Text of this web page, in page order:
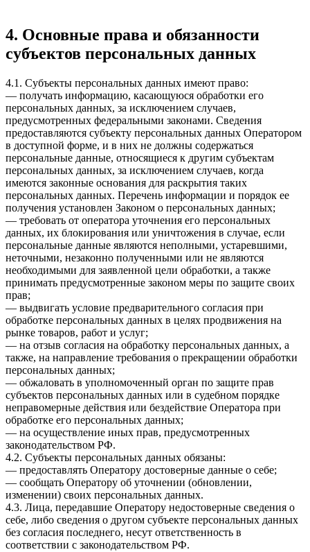
4. Основные права и обязанности
субъектов персональных данных
4.1. Субъекты персональных данных имеют право:
— получать информацию, касающуюся обработки его
персональных данных, за исключением случаев,
предусмотренных федеральными законами. Сведения
предоставляются субъекту персональных данных Оператором
в доступной форме, и в них не должны содержаться
персональные данные, относящиеся к другим субъектам
персональных данных, за исключением случаев, когда
имеются законные основания для раскрытия таких
персональных данных. Перечень информации и порядок ее
получения установлен Законом о персональных данных;
— требовать от оператора уточнения его персональных
данных, их блокирования или уничтожения в случае, если
персональные данные являются неполными, устаревшими,
неточными, незаконно полученными или не являются
необходимыми для заявленной цели обработки, а также
принимать предусмотренные законом меры по защите своих
прав;
— выдвигать условие предварительного согласия при
обработке персональных данных в целях продвижения на
рынке товаров, работ и услуг;
— на отзыв согласия на обработку персональных данных, а
также, на направление требования о прекращении обработки
персональных данных;
— обжаловать в уполномоченный орган по защите прав
субъектов персональных данных или в судебном порядке
неправомерные действия или бездействие Оператора при
обработке его персональных данных;
— на осуществление иных прав, предусмотренных
законодательством РФ.
4.2. Субъекты персональных данных обязаны:
— предоставлять Оператору достоверные данные о себе;
— сообщать Оператору об уточнении (обновлении,
изменении) своих персональных данных.
4.3. Лица, передавшие Оператору недостоверные сведения о
себе, либо сведения о другом субъекте персональных данных
без согласия последнего, несут ответственность в
соответствии с законодательством РФ.